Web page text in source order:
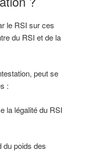
le RSI sur ces
du RSI et de la
peut se
:
la légalité du RSI
du poids des